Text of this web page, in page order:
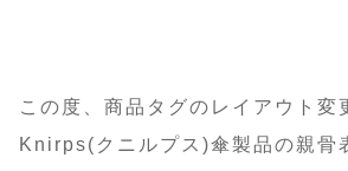
この度、商品タグのレイアウト変
Knirps(クニルプス)傘製品の親骨